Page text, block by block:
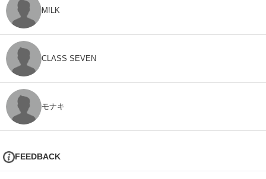
M!LK
CLASS SEVEN
モナキ
FEEDBACK